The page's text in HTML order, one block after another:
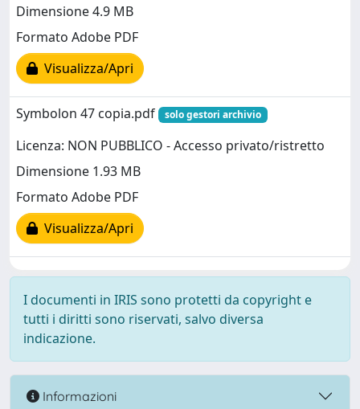
Dimensione 4.9 MB
Formato Adobe PDF
Visualizza/Apri
Symbolon 47 copia.pdf solo gestori archivio
Licenza: NON PUBBLICO - Accesso privato/ristretto
Dimensione 1.93 MB
Formato Adobe PDF
Visualizza/Apri
I documenti in IRIS sono protetti da copyright e
tutti i diritti sono riservati, salvo diversa
indicazione.
Informazioni